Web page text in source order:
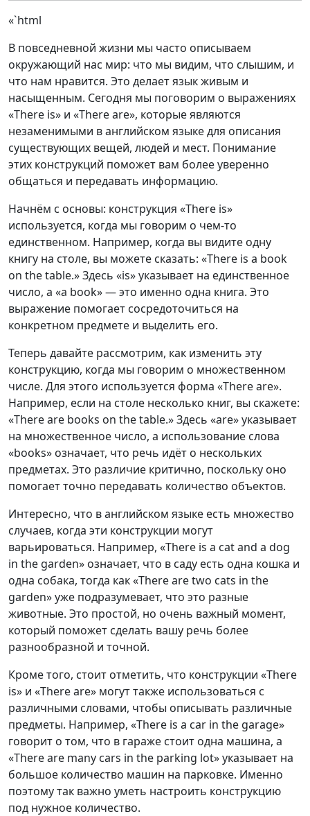
«`html
В повседневной жизни мы часто описываем
окружающий нас мир: что мы видим, что слышим, и
что нам нравится. Это делает язык живым и
насыщенным. Сегодня мы поговорим о выражениях
«There is» и «There are», которые являются
незаменимыми в английском языке для описания
существующих вещей, людей и мест. Понимание
этих конструкций поможет вам более уверенно
общаться и передавать информацию.
Начнём с основы: конструкция «There is»
используется, когда мы говорим о чем-то
единственном. Например, когда вы видите одну
книгу на столе, вы можете сказать: «There is a book
on the table.» Здесь «is» указывает на единственное
число, а «a book» — это именно одна книга. Это
выражение помогает сосредоточиться на
конкретном предмете и выделить его.
Теперь давайте рассмотрим, как изменить эту
конструкцию, когда мы говорим о множественном
числе. Для этого используется форма «There are».
Например, если на столе несколько книг, вы скажете:
«There are books on the table.» Здесь «are» указывает
на множественное число, а использование слова
«books» означает, что речь идёт о нескольких
предметах. Это различие критично, поскольку оно
помогает точно передавать количество объектов.
Интересно, что в английском языке есть множество
случаев, когда эти конструкции могут
варьироваться. Например, «There is a cat and a dog
in the garden» означает, что в саду есть одна кошка и
одна собака, тогда как «There are two cats in the
garden» уже подразумевает, что это разные
животные. Это простой, но очень важный момент,
который поможет сделать вашу речь более
разнообразной и точной.
Кроме того, стоит отметить, что конструкции «There
is» и «There are» могут также использоваться с
различными словами, чтобы описывать различные
предметы. Например, «There is a car in the garage»
говорит о том, что в гараже стоит одна машина, а
«There are many cars in the parking lot» указывает на
большое количество машин на парковке. Именно
поэтому так важно уметь настроить конструкцию
под нужное количество.